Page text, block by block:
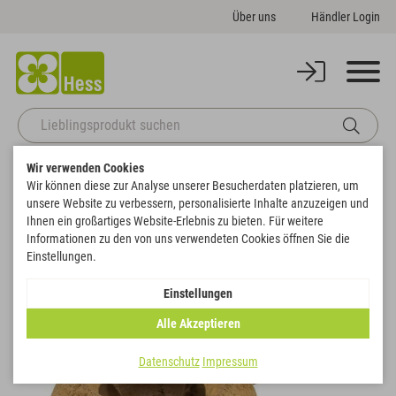
Über uns Händler Login
Startseite Naturdeko
Zurück zur Artikelübersicht
Wir verwenden Cookies
Wir können diese zur Analyse unserer Besucherdaten platzieren, um
unsere Website zu verbessern, personalisierte Inhalte anzuzeigen und
Ihnen ein großartiges Website-Erlebnis zu bieten. Für weitere
Informationen zu den von uns verwendeten Cookies öffnen Sie die
Einstellungen.
Einstellungen
Alle Akzeptieren
Datenschutz Impressum